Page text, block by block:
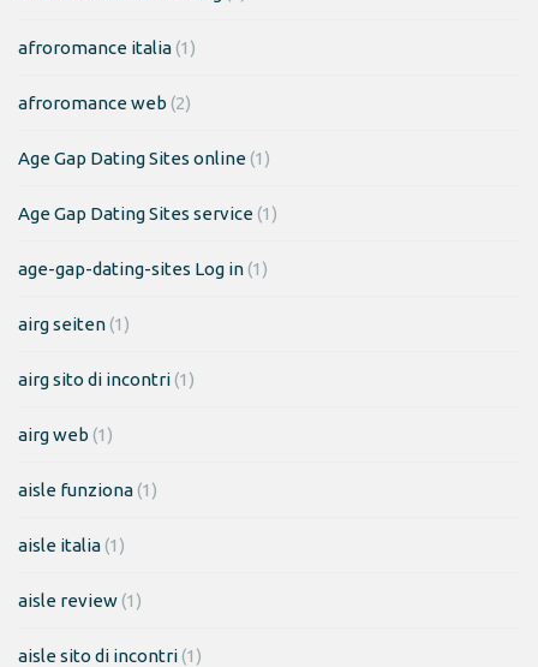
afroromance italia(1)
afroromance web (2)
Age Gap Dating Sites online(1)
Age Gap Dating Sites service(1)
age-gap-dating-sites Log in(1)
airg seiten(1)
airg sito di incontri(1)
airg web (1)
aisle funziona(1)
aisle italia(1)
aisle review(1)
aisle sito di incontri(1)